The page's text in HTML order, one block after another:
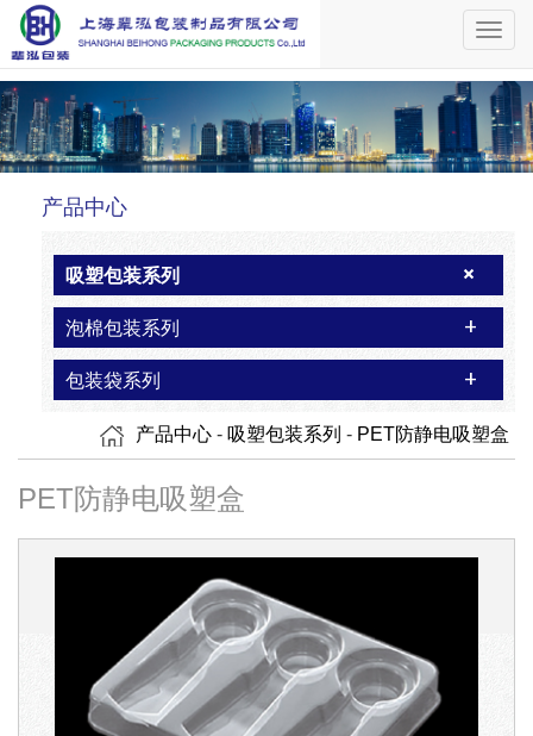
产品中心
吸塑包装系列 +
泡棉包装系列 +
包装袋系列 +
产品中心 - 吸塑包装系列 - PET防静电吸塑盒
PET防静电吸塑盒